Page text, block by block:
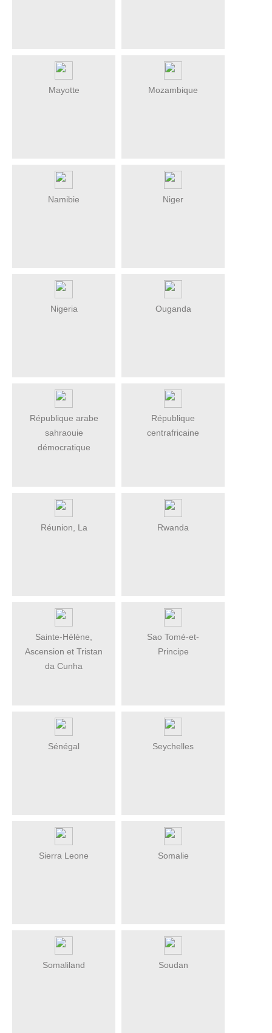
Mayotte Mozambique
Namibie Niger
Nigeria Ouganda
République arabe
sahraouie
démocratique
République
centrafricaine
Réunion, La Rwanda
Sainte-Hélène,
Ascension et Tristan
da Cunha
Sao Tomé-et-
Principe
Sénégal Seychelles
Sierra Leone Somalie
Somaliland Soudan